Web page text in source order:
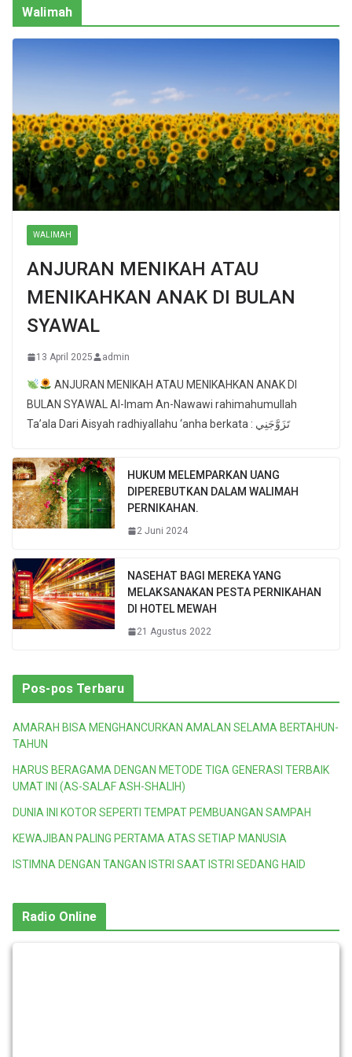
Walimah
WALIMAH
ANJURAN MENIKAH ATAU
MENIKAHKAN ANAK DI BULAN
SYAWAL
13 April 2025 admin
ANJURAN MENIKAH ATAU MENIKAHKAN ANAK DI
BULAN SYAWAL Al-Imam An-Nawawi rahimahumullah
Ta’ala Dari Aisyah radhiyallahu ‘anha berkata : تَزَوَّجَنِي
HUKUM MELEMPARKAN UANG
DIPEREBUTKAN DALAM WALIMAH
PERNIKAHAN.
2 Juni 2024
NASEHAT BAGI MEREKA YANG
MELAKSANAKAN PESTA PERNIKAHAN
DI HOTEL MEWAH
21 Agustus 2022
Pos-pos Terbaru
AMARAH BISA MENGHANCURKAN AMALAN SELAMA BERTAHUN-
TAHUN
HARUS BERAGAMA DENGAN METODE TIGA GENERASI TERBAIK
UMAT INI (AS-SALAF ASH-SHALIH)
DUNIA INI KOTOR SEPERTI TEMPAT PEMBUANGAN SAMPAH
KEWAJIBAN PALING PERTAMA ATAS SETIAP MANUSIA
ISTIMNA DENGAN TANGAN ISTRI SAAT ISTRI SEDANG HAID
Radio Online